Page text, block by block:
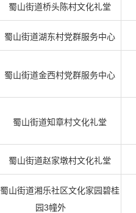
蜀山街道桥头陈村文化礼堂
蜀山街道湖东村党群服务中心
蜀山街道金西村党群服务中心
蜀山街道知章村文化礼堂
蜀山街道赵家墩村文化礼堂
蜀山街道湘乐社区文化家园碧桂
园3幢外